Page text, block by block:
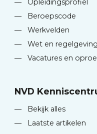
—
Opleidingsprofiel
—
Beroepscode
—
Werkvelden
—
Wet en regelgeving
—
Vacatures en
NVD
—
Bekijk alles
—
Laatste artikelen